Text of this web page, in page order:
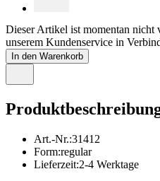
Dieser Artikel ist momentan nicht
unserem Kundenservice in
In den Warenkorb
Art.-Nr.:31412
Form:regular
Lieferzeit:2-4 Werktage